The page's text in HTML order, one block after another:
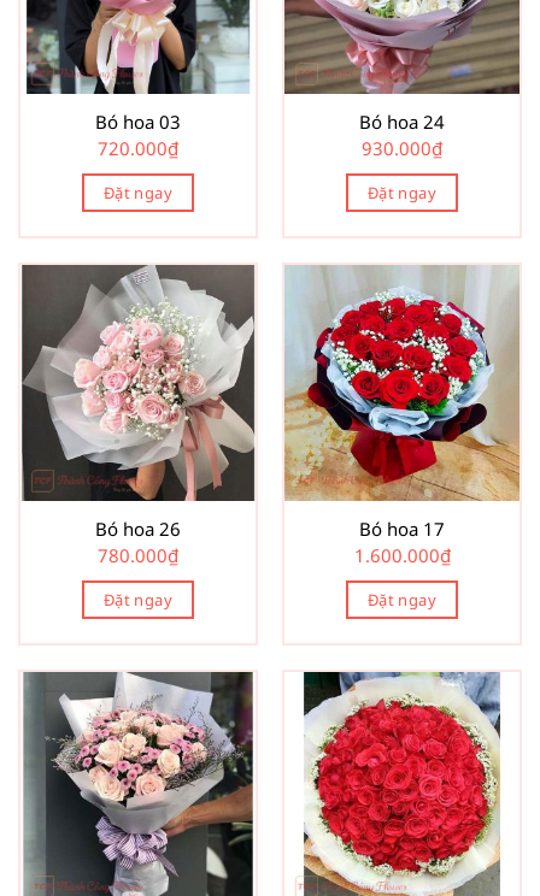
Bó hoa 03
720.000₫
Đặt ngay
Bó hoa 24
930.000₫
Đặt ngay
Bó hoa 26
780.000₫
Đặt ngay
Bó hoa 17
1.600.000₫
Đặt ngay